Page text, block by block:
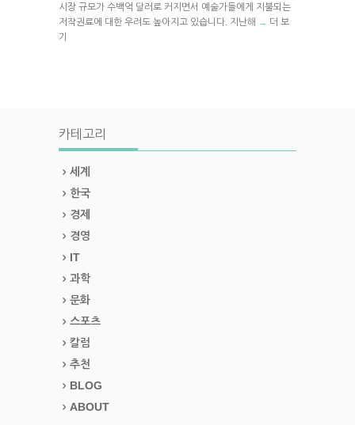
시장 규모가 수백억 달러로 커지면서 예술가들에게 지불되는
저작권료에 대한 우려도 높아지고 있습니다. 지난해 → 더 보
기
카테고리
세계
한국
경제
경영
IT
과학
문화
스포츠
칼럼
추천
BLOG
ABOUT